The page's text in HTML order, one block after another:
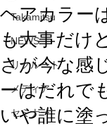
Takamitsu
NEWS
リクルート
メディア
セミナー
ヘアカラー
も大事だけ
さが今な感
ーはだれで
いや誰に塗